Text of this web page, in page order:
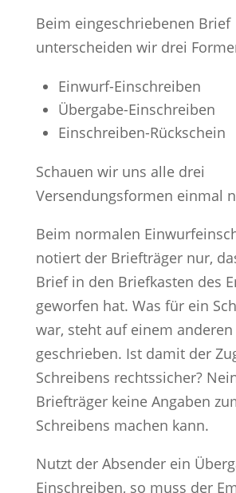
Beim eingeschriebenen Brief
unterscheiden wir drei
Einwurf-Einschreiben
Übergabe-Einschreiben
Einschreiben-Rückschein
Schauen wir uns alle drei
Versendungsformen einmal
Beim normalen
notiert der Briefträger nur,
Brief in den Briefkasten des
geworfen hat. Was für ein
war, steht auf einem
geschrieben. Ist damit der
Schreibens rechtssicher?
Briefträger keine Angaben
Schreibens machen kann.
Nutzt der Absender ein
Einschreiben, so muss der